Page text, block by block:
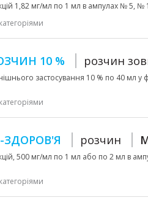
1,82 мг/мл по 1 мл в ампулах № 5, №
10 % розчин
застосування 10 % по 40 мл у
ЗДОРОВ'Я розчин
500 мг/мл по 1 мл або по 2 мл в